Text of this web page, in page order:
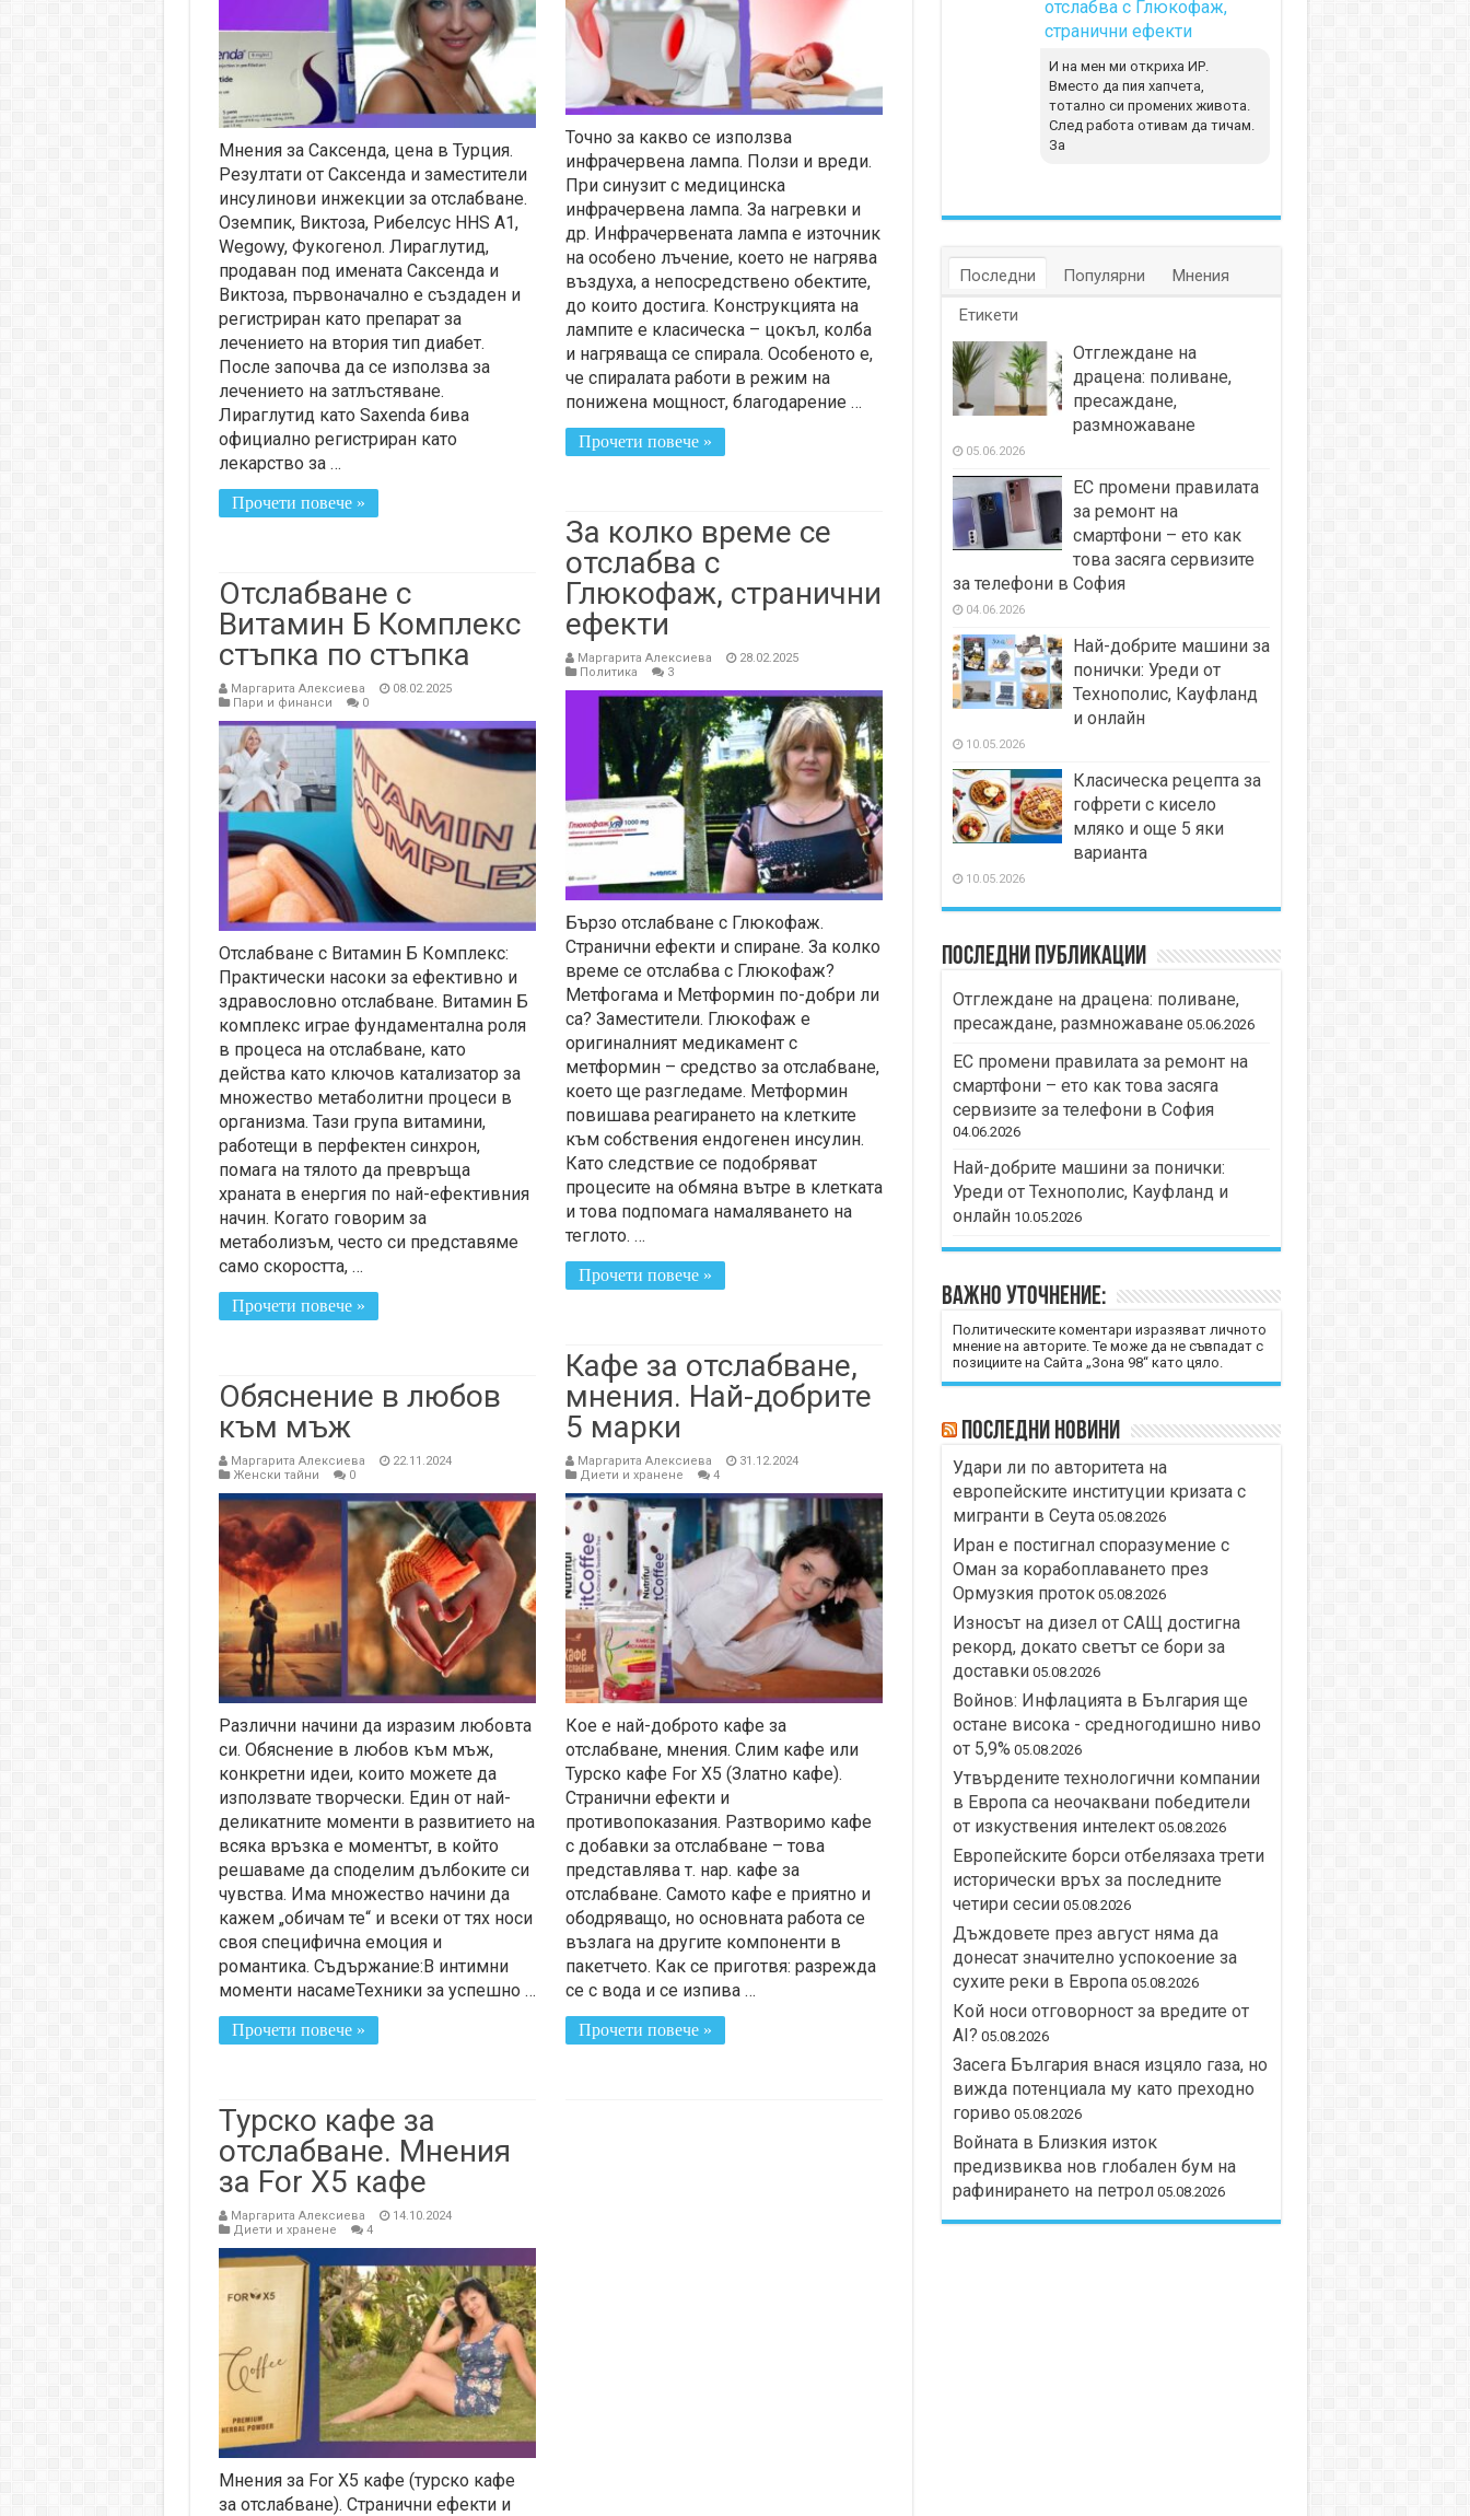
Мнения за Саксенда, цена в Турция.
Резултати от Саксенда и заместители
инсулинови инжекции за отслабване.
Оземпик, Виктоза, Рибелсус HHS A1,
Wegowy, Фукогенол. Лираглутид,
продаван под имената Саксенда и
Виктоза, първоначално е създаден и
регистриран като препарат за
лечението на втория тип диабет.
После започва да се използва за
лечението на затлъстяване.
Лираглутид като Saxenda бива
официално регистриран като
лекарство за …
Прочети повече »
Точно за какво се използва
инфрачервена лампа. Ползи и вреди.
При синузит с медицинска
инфрачервена лампа. За нагревки и
др. Инфрачервената лампа е източник
на особено лъчение, което не нагрява
въздуха, а непосредствено обектите,
до които достига. Конструкцията на
лампите е класическа – цокъл, колба
и нагряваща се спирала. Особеното е,
че спиралата работи в режим на
понижена мощност, благодарение …
Прочети повече »
За колко време се
отслабва с
Глюкофаж, странични
ефекти
Маргарита Алексиева
28.02.2025
Политика
3
Бързо отслабване с Глюкофаж.
Странични ефекти и спиране. За колко
време се отслабва с Глюкофаж?
Метфогама и Метформин по-добри ли
са? Заместители. Глюкофаж е
оригиналният медикамент с
метформин – средство за отслабване,
което ще разгледаме. Метформин
повишава реагирането на клетките
към собствения ендогенен инсулин.
Като следствие се подобряват
процесите на обмяна вътре в клетката
и това подпомага намаляването на
теглото. …
Прочети повече »
Отслабване с
Витамин Б Комплекс
стъпка по стъпка
Маргарита Алексиева
08.02.2025
Пари и финанси
0
Отслабване с Витамин Б Комплекс:
Практически насоки за ефективно и
здравословно отслабване. Витамин Б
комплекс играе фундаментална роля
в процеса на отслабване, като
действа като ключов катализатор за
множество метаболитни процеси в
организма. Тази група витамини,
работещи в перфектен синхрон,
помага на тялото да превръща
храната в енергия по най-ефективния
начин. Когато говорим за
метаболизъм, често си представяме
само скоростта, …
Прочети повече »
Кафе за отслабване,
мнения. Най-добрите
5 марки
Маргарита Алексиева
31.12.2024
Диети и хранене
4
Кое е най-доброто кафе за
отслабване, мнения. Слим кафе или
Турско кафе For X5 (Златно кафе).
Странични ефекти и
противопоказания. Разтворимо кафе
с добавки за отслабване – това
представлява т. нар. кафе за
отслабване. Самото кафе е приятно и
ободряващо, но основната работа се
възлага на другите компоненти в
пакетчето. Как се приготвя: разрежда
се с вода и се изпива …
Прочети повече »
Обяснение в любов
към мъж
Маргарита Алексиева
22.11.2024
Женски тайни
0
Различни начини да изразим любовта
си. Обяснение в любов към мъж,
конкретни идеи, които можете да
използвате творчески. Един от най-
деликатните моменти в развитието на
всяка връзка е моментът, в който
решаваме да споделим дълбоките си
чувства. Има множество начини да
кажем „обичам те“ и всеки от тях носи
своя специфична емоция и
романтика. Съдържание:В интимни
моменти насамеТехники за успешно …
Прочети повече »
Турско кафе за
отслабване. Мнения
за For X5 кафе
Маргарита Алексиева
14.10.2024
Диети и хранене
4
Мнения за For X5 кафе (турско кафе
за отслабване). Странични ефекти и
отслабва с Глюкофаж,
странични ефекти
И на мен ми откриха ИР.
Вместо да пия хапчета,
тотално си промених живота.
След работа отивам да тичам.
За
Последни Популярни
Мнения
Етикети
Отглеждане на
драцена: поливане,
пресаждане,
размножаване
05.06.2026
ЕС промени правилата
за ремонт на
смартфони – ето как
това засяга сервизите
за телефони в София
04.06.2026
Най-добрите машини за
понички: Уреди от
Технополис, Кауфланд
и онлайн
10.05.2026
Класическа рецепта за
гофрети с кисело
мляко и още 5 яки
варианта
10.05.2026
Последни публикации
Отглеждане на драцена: поливане,
пресаждане, размножаване 05.06.2026
ЕС промени правилата за ремонт на
смартфони – ето как това засяга
сервизите за телефони в София
04.06.2026
Най-добрите машини за понички:
Уреди от Технополис, Кауфланд и
онлайн 10.05.2026
Важно уточнение:
Политическите коментари изразяват личното
мнение на авторите. Те може да не съвпадат с
позициите на Сайта „Зона 98“ като цяло.
Последни новини
Удари ли по авторитета на
европейските институции кризата с
мигранти в Сеута 05.08.2026
Иран е постигнал споразумение с
Оман за корабоплаването през
Ормузкия проток 05.08.2026
Износът на дизел от САЩ достигна
рекорд, докато светът се бори за
доставки 05.08.2026
Войнов: Инфлацията в България ще
остане висока - средногодишно ниво
от 5,9% 05.08.2026
Утвърдените технологични компании
в Европа са неочаквани победители
от изкуствения интелект 05.08.2026
Европейските борси отбелязаха трети
исторически връх за последните
четири сесии 05.08.2026
Дъждовете през август няма да
донесат значително успокоение за
сухите реки в Европа 05.08.2026
Кой носи отговорност за вредите от
AI? 05.08.2026
Засега България внася изцяло газа, но
вижда потенциала му като преходно
гориво 05.08.2026
Войната в Близкия изток
предизвиква нов глобален бум на
рафинирането на петрол 05.08.2026